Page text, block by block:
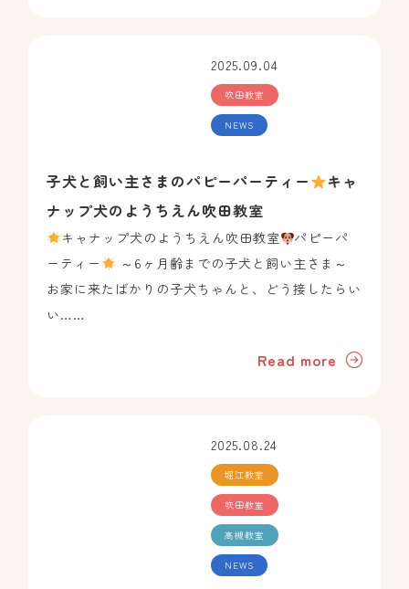
2025.09.04
吹田教室
NEWS
子犬と飼い主さまのパピーパーティー
キャ
ナップ犬のようちえん吹田教室
キャナップ犬のようちえん吹田教室
パピーパ
ーティー
～6ヶ月齢までの子犬と飼い主さま～
お家に来たばかりの子犬ちゃんと、どう接したらい
い……
Read more
2025.08.24
堀江教室
吹田教室
高槻教室
NEWS